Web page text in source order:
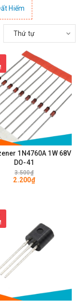
Hiếm
Thứ tự
1N4760A 1W 68V
DO-41
3.500₫
2.200₫